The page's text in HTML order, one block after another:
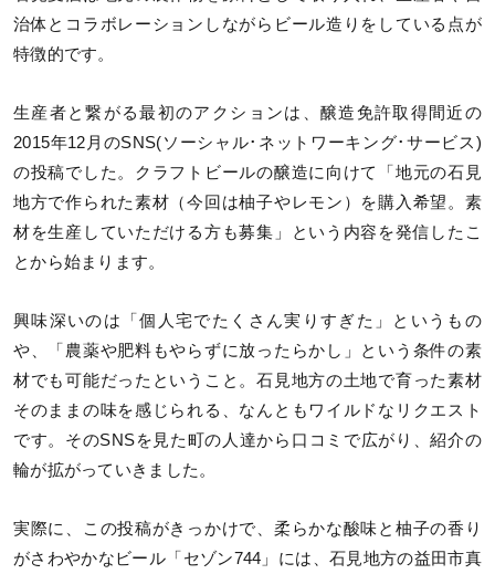
治体とコラボレーションしながらビール造りをしている点が
特徴的です。
生産者と繋がる最初のアクションは、醸造免許取得間近の
2015年12月のSNS(ソーシャル･ネットワーキング･サービス)
の投稿でした。クラフトビールの醸造に向けて「地元の石見
地方で作られた素材（今回は柚子やレモン）を購入希望。素
材を生産していただける方も募集」という内容を発信したこ
とから始まります。
興味深いのは「個人宅でたくさん実りすぎた」というもの
や、「農薬や肥料もやらずに放ったらかし」という条件の素
材でも可能だったということ。石見地方の土地で育った素材
そのままの味を感じられる、なんともワイルドなリクエスト
です。そのSNSを見た町の人達から口コミで広がり、紹介の
輪が拡がっていきました。
実際に、この投稿がきっかけで、柔らかな酸味と柚子の香り
がさわやかなビール「セゾン744」には、石見地方の益田市真